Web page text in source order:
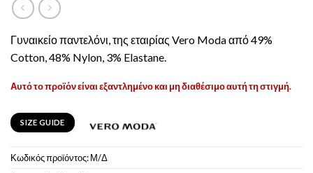
Γυναικείο παντελόνι, της εταιρίας Vero Moda από 49%
Cotton, 48% Nylon, 3% Elastane.
Αυτό το προϊόν είναι εξαντλημένο και μη διαθέσιμο αυτή τη στιγμή.
SIZE GUIDE
Κωδικός προϊόντος:Μ/Δ